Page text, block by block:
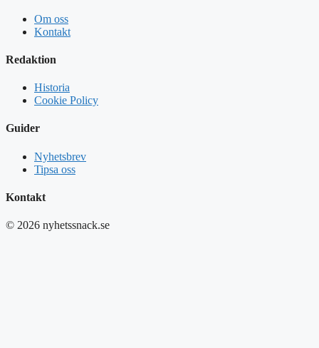
Om oss
Kontakt
Redaktion
Historia
Cookie Policy
Guider
Nyhetsbrev
Tipsa oss
Kontakt
© 2026 nyhetssnack.se